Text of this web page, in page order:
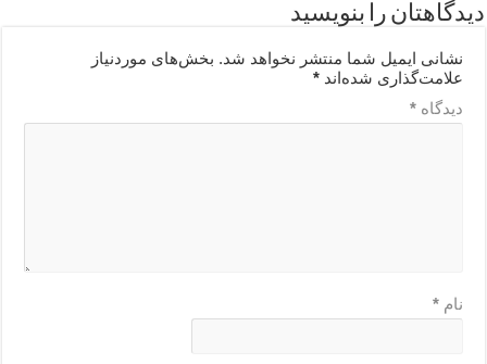
دیدگاهتان را بنویسید
نشانی ایمیل شما منتشر نخواهد شد. بخش‌های موردنیاز
علامت‌گذاری شده‌اند*
دیدگاه*
نام*